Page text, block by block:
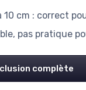
10 cm : correct
pas pratique
complète